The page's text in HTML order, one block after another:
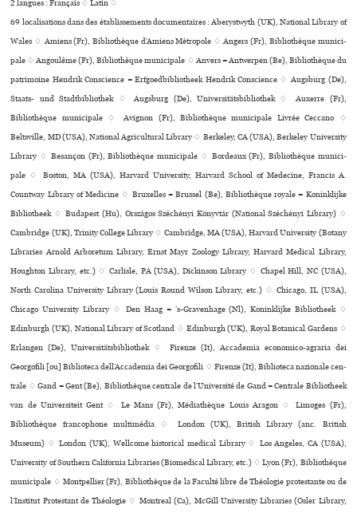
2 langues :Français ♢Latin ♢
69 localisations dans des établissements documentaires : Aberystwyth (UK), National Library of
Wales ♢ Amiens (Fr), Bibliothèque d’Amiens Métropole ♢ Angers (Fr), Bibliothèque muni­ci­
pale ♢ Angoulême (Fr), Bibliothèque muni­ci­pale ♢ Anvers = Antwerpen (Be), Bibliothèque du
patrimoine Hendrik Conscience = Erfgoedbibliotheek Hendrik Conscience ♢ Augsburg (De),
Staats- und Stadtbibliothek ♢ Augsburg (De), Universitätsbibliothek ♢ Auxerre (Fr),
Bibliothèque muni­ci­pale ♢ Avignon (Fr), Bibliothèque muni­ci­pale Livrée Ceccano ♢
Beltsville, MD (USA), National Agricultural Library ♢ Berkeley, CA (USA), Berkeley University
Library ♢ Besançon (Fr), Bibliothèque muni­ci­pale ♢ Bordeaux (Fr), Bibliothèque muni­ci­
pale ♢ Boston, MA (USA), Harvard University, Harvard School of Medecine, Francis A.
Countway Library of Medicine ♢ Bruxelles = Brussel (Be), Bibliothèque royale = Koninklijke
Bibliotheek ♢ Budapest (Hu), Országos Széchényi Könyvtár (National Széchényi Library) ♢
Cambridge (UK), Trinity College Library ♢ Cambridge, MA (USA), Harvard University (Botany
Libraries Arnold Arboretum Library, Ernst Mayr Zoology Library, Harvard Medical Library,
Houghton Library, etc.) ♢ Carlisle, PA (USA), Dickinson Library ♢ Chapel Hill, NC (USA),
North Carolina University Library (Louis Round Wilson Library, etc.) ♢ Chicago, IL (USA),
Chicago University Library ♢ Den Haag = ’s-Gravenhage (Nl), Koninklijke Bibliotheek ♢
Edinburgh (UK), National Library of Scotland ♢ Edinburgh (UK), Royal Botanical Gardens ♢
Erlangen (De), Universitätsbibliothek ♢ Firenze (It), Accademia eco­no­mico-agra­ria dei
Georgofili [ou] Biblioteca dell’Accademia dei Georgofili ♢ Firenze (It), Biblioteca nazio­nale cen­
trale ♢ Gand = Gent (Be), Bibliothèque centrale de l’Université de Gand = Centrale Bibliotheek
van de Universiteit Gent ♢ Le Mans (Fr), Médiathèque Louis Aragon ♢ Limoges (Fr),
Bibliothèque fran­co­phone mul­ti­mé­dia ♢ London (UK), British Library (anc. British
Museum) ♢ London (UK), Wellcome his­to­ri­cal medi­cal Library ♢ Los Angeles, CA (USA),
University of Southern California Libraries (Biomedical Library, etc.) ♢ Lyon (Fr), Bibliothèque
muni­ci­pale ♢ Montpellier (Fr), Bibliothèque de la Faculté libre de Théologie pro­tes­tante ou de
l’Institut Protestant de Théologie ♢ Montreal (Ca), McGill University Libraries (Osler Library,